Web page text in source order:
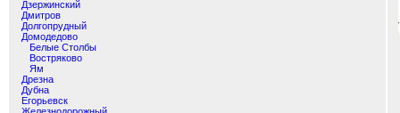
Дзержинский
Дмитров
Долгопрудный
Домодедово
Белые Столбы
Востряково
Ям
Дрезна
Дубна
Егорьевск